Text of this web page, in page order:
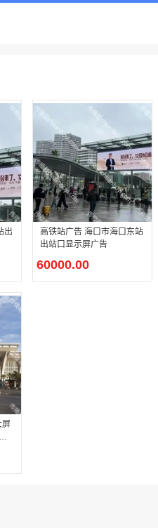
出
高铁站广告 海口市海口东站
出站口显示屏广告
60000.00
屏